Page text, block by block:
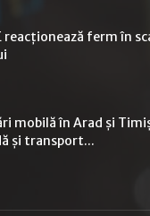
reacționează ferm în
mobilă în Arad și
și transport...